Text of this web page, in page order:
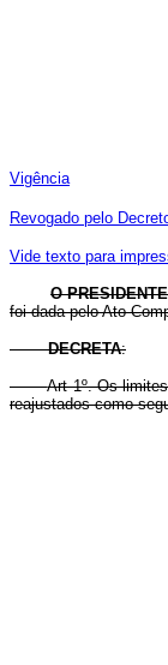
Vigência
Revogado pelo
Vide texto para
O
foi dada pelo Ato
DECRETA:
Art 1º. Os
reajustados como